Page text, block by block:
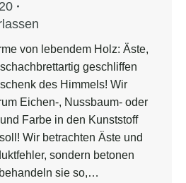
von lebendem Holz: Äste,
geschliffen
des Himmels! Wir
Eichen-, Nussbaum- oder
Farbe in den Kunststoff
Wir betrachten Äste und
sondern betonen
sie so,…